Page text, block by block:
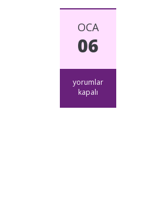
OCA
06
4-
yorumlar
kapalı